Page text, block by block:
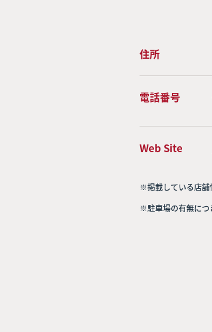
住所
電話番号
Web Site
※掲載している店舗
※駐車場の有無につ